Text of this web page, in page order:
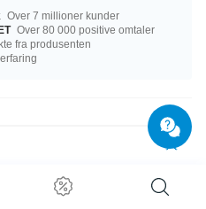
Over 7 millioner kunder
Over 80 000 positive omtaler
fra produsenten